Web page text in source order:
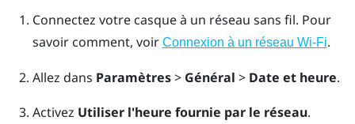
Connectez votre casque à un réseau sans fil. Pour
savoir comment, voir Connexion à un réseau Wi-Fi.
Allez dans Paramètres> Général > Date et heure.
Activez Utiliser l'heure fournie par le réseau.